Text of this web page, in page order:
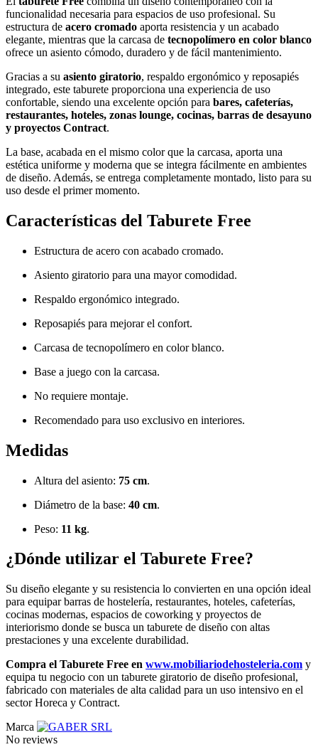
funcionalidad necesaria para espacios de uso profesional. Su
estructura de acero cromado aporta resistencia y un acabado
elegante, mientras que la carcasa de tecnopolímero en color blanco
ofrece un asiento cómodo, duradero y de fácil mantenimiento.
Gracias a su asiento giratorio, respaldo ergonómico y reposapiés
integrado, este taburete proporciona una experiencia de uso
confortable, siendo una excelente opción para bares, cafeterías,
restaurantes, hoteles, zonas lounge, cocinas, barras de desayuno
y proyectos Contract.
La base, acabada en el mismo color que la carcasa, aporta una
estética uniforme y moderna que se integra fácilmente en ambientes
de diseño. Además, se entrega completamente montado, listo para su
uso desde el primer momento.
Características del Taburete Free
Estructura de acero con acabado cromado.
Asiento giratorio para una mayor comodidad.
Respaldo ergonómico integrado.
Reposapiés para mejorar el confort.
Carcasa de tecnopolímero en color blanco.
Base a juego con la carcasa.
No requiere montaje.
Recomendado para uso exclusivo en interiores.
Medidas
Altura del asiento: 75 cm.
Diámetro de la base: 40 cm.
Peso: 11 kg.
¿Dónde utilizar el Taburete Free?
Su diseño elegante y su resistencia lo convierten en una opción ideal
para equipar barras de hostelería, restaurantes, hoteles, cafeterías,
cocinas modernas, espacios de coworking y proyectos de
interiorismo donde se busca un taburete de diseño con altas
prestaciones y una excelente durabilidad.
Compra el Taburete Free en www.mobiliariodehosteleria.com y
equipa tu negocio con un taburete giratorio de diseño profesional,
fabricado con materiales de alta calidad para un uso intensivo en el
sector Horeca y Contract.
Marca
No reviews